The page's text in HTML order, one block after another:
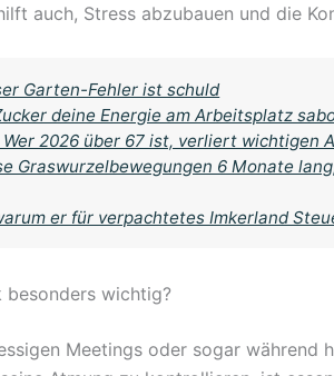
auch, Stress abzubauen und die
Garten-Fehler ist schuld
deine Energie am Arbeitsplatz
2026 über 67 ist, verliert wichtigen
Graswurzelbewegungen 6 Monate
er für verpachtetes Imkerland
besonders wichtig?
Meetings oder sogar während